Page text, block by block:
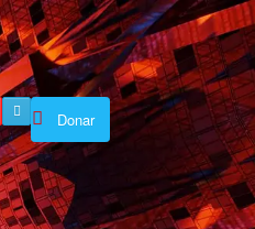
Donar